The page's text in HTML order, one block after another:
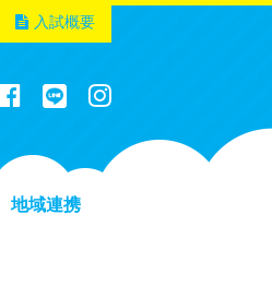
地域連携
入試概要